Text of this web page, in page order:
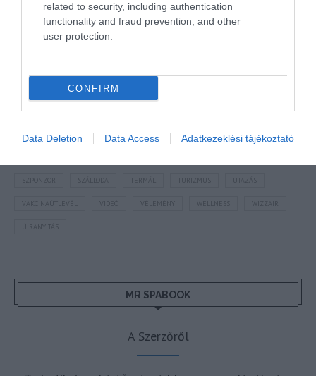
related to security, including authentication
functionality and fraud prevention, and other
user protection.
CONFIRM
Data Deletion Data Access Adatkezeklési tájékoztató
AIRBNB AJÁNLÓ AUSZTRIA BALATON BELFÖLDI TURIZMUS
BOOKING BUDAPEST
KARANTÉN
MAGYARORSZÁG MAGYARUL MISKOLC MTÜ MÁLTA
OLASZORSZÁG PROGRAMAJÁNLÓ REPÜLŐ REPÜLŐJÁRAT
SZPONZOR SZÁLLODA TERMÁL TURIZMUS UTAZÁS
VAKCINAÚTLEVÉL WIZZAIR
ÚJRANYITÁS
MR SPABOOK
A Szerzőről